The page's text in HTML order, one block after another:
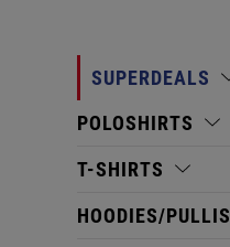
SUPERDEALS
POLOSHIRTS
T-SHIRTS
HOODIES/PULLIS